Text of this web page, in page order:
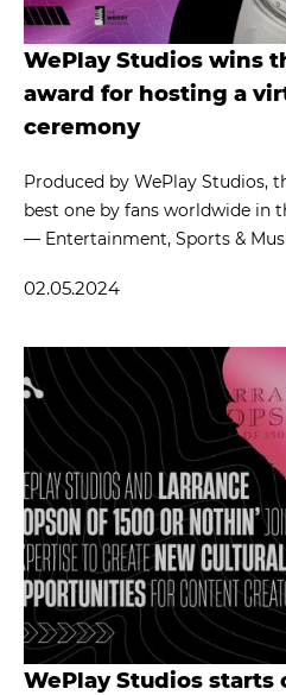
WePlay Studios wins
award for hosting a
ceremony
Produced by WePlay Studios,
best one by fans worldwide in
— Entertainment, Sports &
02.05.2024
WePlay Studios